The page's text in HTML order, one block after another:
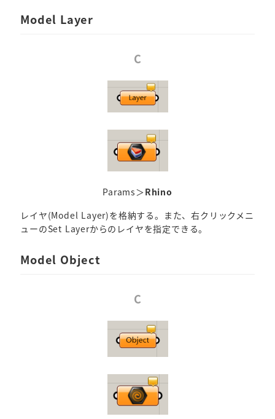
Model Layer
C
Params＞Rhino
レイヤ(Model Layer)を格納する。また、右クリックメニ
ューのSet Layerからのレイヤを指定できる。
Model Object
C